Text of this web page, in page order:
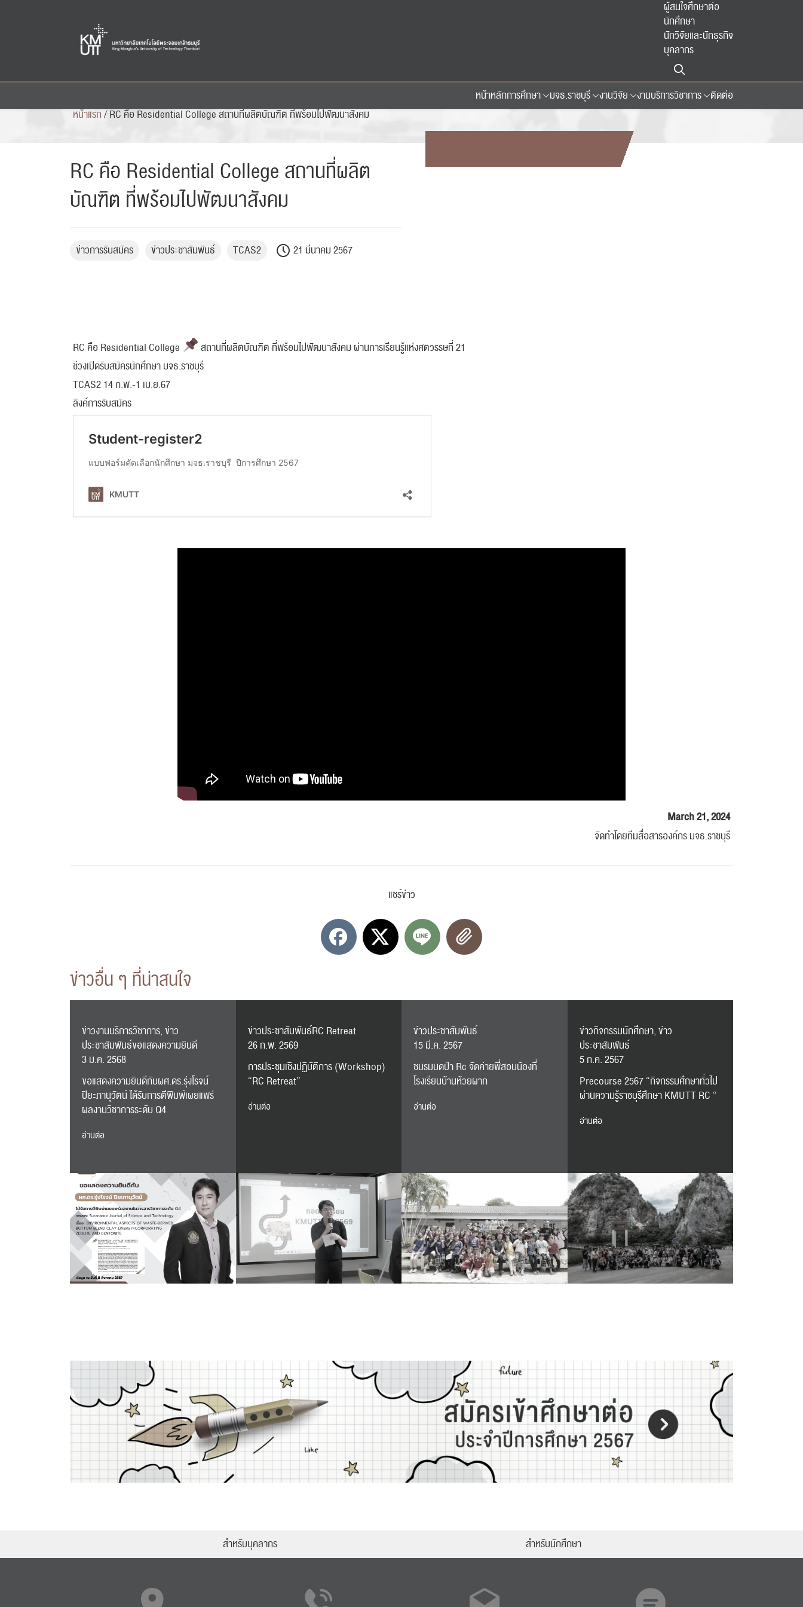
ผู้สนใจศึกษาต่อ
นักศึกษา
นักวิจัยและนักธุรกิจ
บุคลากร
หน้าหลักการศึกษา มจธ.ราชบุรี งานวิจัย งานบริการวิชาการ ติดต่อ
หน้าแรก/RC คือ Residential College สถานที่ผลิตบัณฑิต ที่พร้อมไปพัฒนาสังคม
RC คือ Residential College สถานที่ผลิต
บัณฑิต ที่พร้อมไปพัฒนาสังคม
ข่าวการรับสมัคร ข่าวประชาสัมพันธ์ TCAS2 21 มีนาคม 2567
RC คือ Residential College
สถานที่ผลิตบัณฑิต ที่พร้อมไปพัฒนาสังคม ผ่านการเรียนรู้แห่งศตวรรษที่ 21
ช่วงเปิดรับสมัครนักศึกษา มจธ.ราชบุรี
TCAS2 14 ก.พ.-1 เม.ย.67
ลิงค์การรับสมัคร
March 21, 2024
จัดทำโดยทีมสื่อสารองค์กร มจธ.ราชบุรี
แชร์ข่าว
ข่าวอื่น ๆ ที่น่าสนใจ
ข่าวงานบริการวิชาการ, ข่าว
ประชาสัมพันธ์ขอแสดงความยินดี
3 ม.ค. 2568
ขอแสดงความยินดีกับผศ.ดร.รุ่งโรจน์
ปิยะภานุวัตน์ ได้รับการตีพิมพ์เผยแพร่
ผลงานวิชาการระดับ Q4
อ่านต่อ
ข่าวประชาสัมพันธ์RC Retreat
26 ก.พ. 2569
การประชุมเชิงปฏิบัติการ (Workshop)
“RC Retreat”
อ่านต่อ
ข่าวประชาสัมพันธ์
15 มี.ค. 2567
ชมรมมดป่า Rc จัดค่ายพี่สอนน้องที่
โรงเรียนบ้านห้วยผาก
อ่านต่อ
ข่าวกิจกรรมนักศึกษา, ข่าว
ประชาสัมพันธ์
5 ก.ค. 2567
Precourse 2567 “กิจกรรมศึกษาทั่วไป
ผ่านความรู้ราชบุรีศึกษา KMUTT RC “
อ่านต่อ
สำหรับบุคลากร สำหรับนักศึกษา